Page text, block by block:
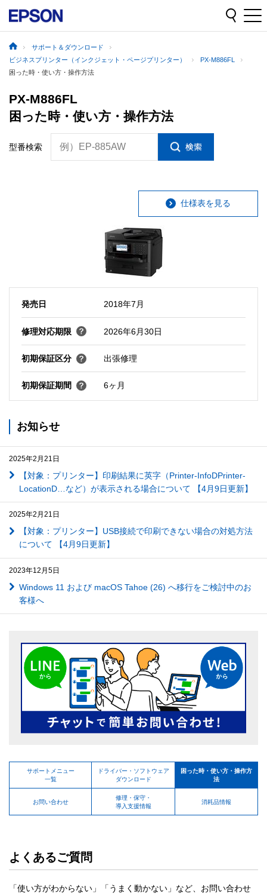
サポート＆ダウンロード
ビジネスプリンター（インクジェット・ページプリンター）
PX-M886FL
困った時・使い方・操作方法
PX-M886FL
困った時・使い方・操作方法
型番検索 例）EP-885AW
仕様表を見る
発売日 2018年7月
修理対応期限 2026年6月30日
初期保証区分 出張修理
初期保証期間 6ヶ月
お知らせ
2025年2月21日
【対象：プリンター】印刷結果に英字（Printer-InfoDPrinter-
LocationD…など）が表示される場合について 【4月9日更新】
2025年2月21日
【対象：プリンター】USB接続で印刷できない場合の対処方法
について 【4月9日更新】
2023年12月5日
Windows 11 および macOS Tahoe (26) へ移行をご検討中のお
客様へ
サポートメニュー
一覧
ドライバー・ソフトウェア
ダウンロード
困った時・使い方・操作方
法
お問い合わせ
修理・保守・
導入支援情報
消耗品情報
よくあるご質問
「使い方がわからない」「うまく動かない」など、お問い合わせ